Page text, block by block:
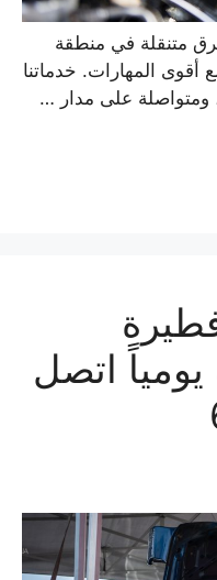
متنقلة في منطقة
أقوى المهارات. خدماتنا
ومتواصلة على مدار …
ساعة يومياً اتصل